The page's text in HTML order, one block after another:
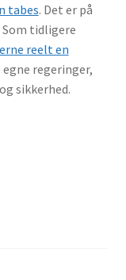
tabes. Det er på
tidligere
reelt en
regeringer,
sikkerhed.